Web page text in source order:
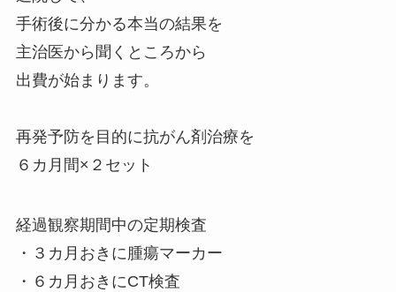
手術後に分かる本当の結果を
主治医から聞くところから
出費が始まります。
再発予防を目的に抗がん剤治療を
６カ月間×２セット
経過観察期間中の定期検査
・３カ月おきに腫瘍マーカー
・６カ月おきにCT検査